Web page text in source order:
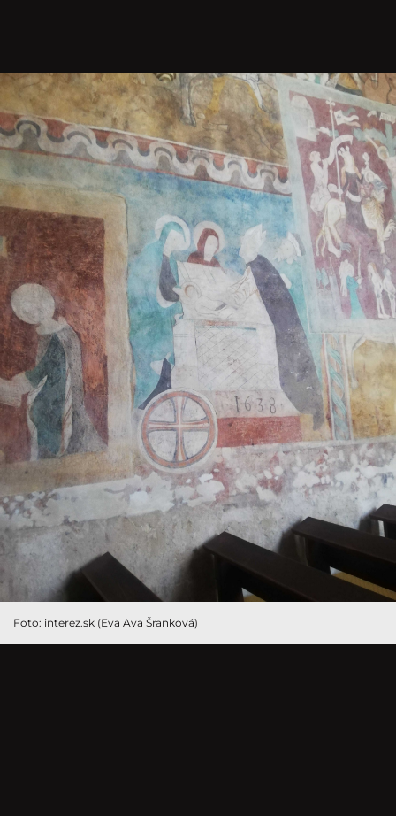
Foto: interez.sk (Eva Ava Šranková)